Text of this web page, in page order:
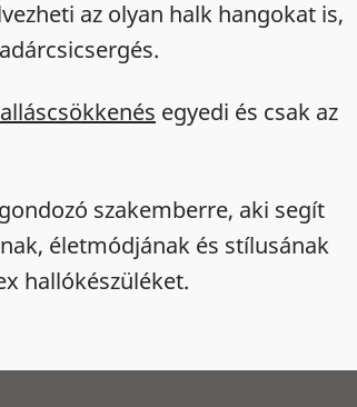
az olyan halk hangokat is,
egyedi és csak az
szakemberre, aki segít
életmódjának és stílusának
hallókészüléket.